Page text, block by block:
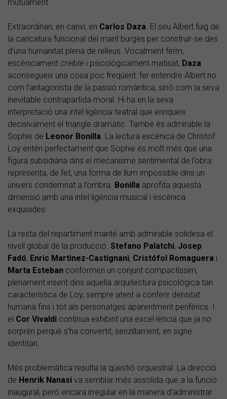
mútuament.
Extraordinari, en canvi, en Carlos Daza. El seu Albert fuig de
la caricatura funcional del marit burgès per construir-se des
d’una humanitat plena de relleus. Vocalment ferm,
escènicament creïble i psicològicament matisat, Daza
aconsegueix una cosa poc freqüent: fer entendre Albert no
com l’antagonista de la passió romàntica, sinó com la seva
inevitable contrapartida moral. Hi ha en la seva
interpretació una intel·ligència teatral que enriqueix
decisivament el triangle dramàtic. També és admirable la
Sophie de Leonor Bonilla. La lectura escènica de Christof
Loy entén perfectament que Sophie és molt més que una
figura subsidiària dins el mecanisme sentimental de l’obra:
representa, de fet, una forma de llum impossible dins un
univers condemnat a l’ombra. Bonilla aprofita aquesta
dimensió amb una intel·ligència musical i escènica
exquisides.
La resta del repartiment manté amb admirable solidesa el
nivell global de la producció. Stefano Palatchi, Josep
Fadó, Enric Martinez-Castignani, Cristófol Romaguera i
Marta Esteban conformen un conjunt compactíssim,
plenament inserit dins aquella arquitectura psicològica tan
característica de Loy, sempre atent a conferir densitat
humana fins i tot als personatges aparentment perifèrics. I
el Cor Vivaldi continua exhibint una excel·lència que ja no
sorprèn perquè s’ha convertit, senzillament, en signe
identitari.
Més problemàtica resulta la qüestió orquestral. La direcció
de Henrik Nanasi va semblar més assolida que a la funció
inaugural, però encara irregular en la manera d’administrar